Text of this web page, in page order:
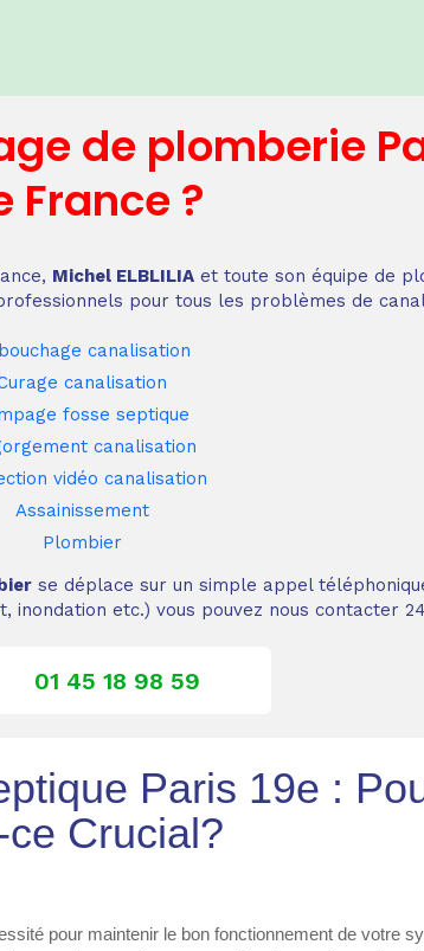
de plomberie
France?
Michel ELBLILIA et toute son équipe de
pour tous les problèmes de
canalisation
canalisation
fosse septique
canalisation
vidéo canalisation
Assainissement
Plombier
se déplace sur un simple appel
inondation etc.) vous pouvez nous contacter
01 45 18 98 59
Paris 19e :
ce Crucial?
pour maintenir le bon fonctionnement de votre